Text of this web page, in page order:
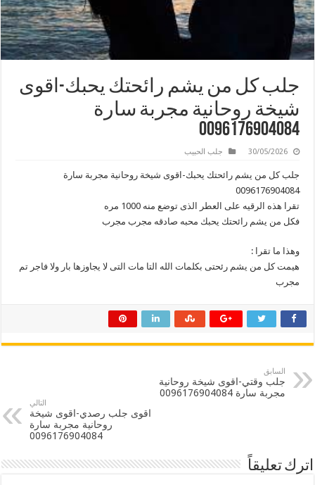
جلب كل من يشم رائحتك يحبك-اقوى
شيخة روحانية مجربة سارة
0096176904084
30/05/2026 جلب الحبيب
جلب كل من يشم رائحتك يحبك-اقوى شيخة روحانية مجربة سارة
0096176904084
تقرا هذه الرقيه على العطر الذى توضع منه 1000 مره
فكل من يشم رائحتك يحبك محبه صادقه مجرب مجرب
وهذا ما تقرا :
هيمت كل من يشم رئحتى بكلمات الله التا مات التى لا يجاوزها بار ولا فاجر تم
مجرب
السابق
جلب وقتي-اقوى شيخة روحانية
مجربة سارة 0096176904084
التالي
اقوى جلب رصدي-اقوى شيخة
روحانية مجربة سارة
0096176904084
اترك تعليقاً